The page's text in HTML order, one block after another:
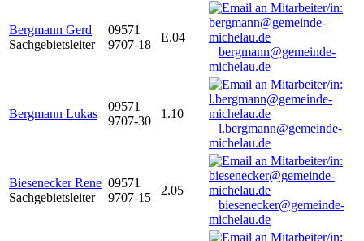
Bergmann Gerd
Sachgebietsleiter
09571
9707-18
E.04
bergmann@gemeinde-
michelau.de
Bergmann Lukas
09571
9707-30
1.10
l.bergmann@gemeinde-
michelau.de
Biesenecker Rene
Sachgebietsleiter
09571
9707-15
2.05
biesenecker@gemeinde-
michelau.de